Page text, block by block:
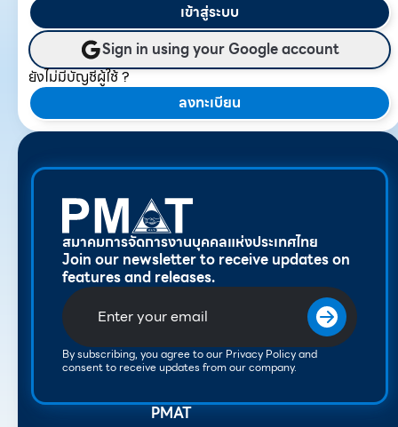
เข้าสู่ระบบ
Sign in using your Google account
ยังไม่มีบัญชีผู้ใช้ ?
ลงทะเบียน
สมาคมการจัดการงานบุคคลแห่งประเทศไทย
Join our newsletter to receive updates on
features and releases.
By subscribing, you agree to our Privacy Policy and
consent to receive updates from our company.
PMAT